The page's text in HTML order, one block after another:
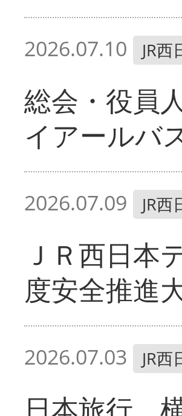
2026.07.10 JR
総会・役員
イアールバ
2026.07.09 JR
ＪＲ西日
度安全推進
2026.07.03 JR
日本旅行